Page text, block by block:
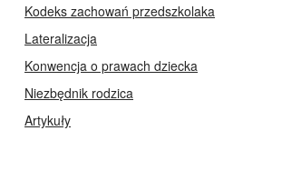
Kodeks zachowań przedszkolaka
Lateralizacja
Konwencja o prawach dziecka
Niezbędnik rodzica
Artykuły